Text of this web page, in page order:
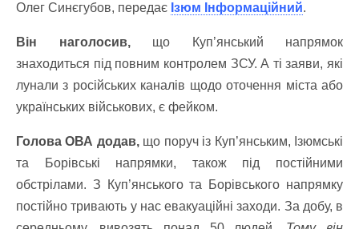
Олег Синєгубов, передає Ізюм Інформаційний.
Він наголосив,що Куп’янський напрямок
знаходиться під повним контролем ЗСУ. А ті заяви, які
лунали з російських каналів щодо оточення міста або
українських військових, є фейком.
Голова ОВА додав,що поруч із Куп’янським, Ізюмські
та Борівські напрямки, також під постійними
обстрілами. З Куп’янського та Борівського напрямку
постійно тривають у нас евакуаційні заходи. За добу, в